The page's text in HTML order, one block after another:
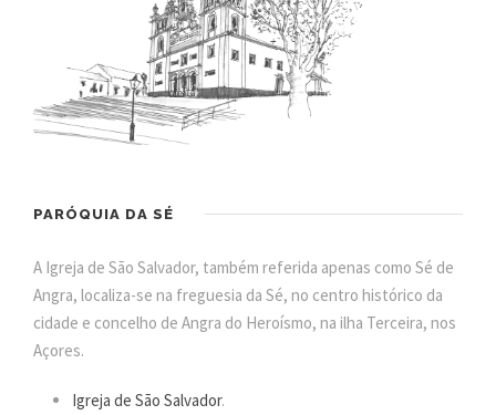
PARÓQUIA DA SÉ
A Igreja de São Salvador, também referida apenas como Sé de
Angra, localiza-se na freguesia da Sé, no centro histórico da
cidade e concelho de Angra do Heroísmo, na ilha Terceira, nos
Açores.
Igreja de São Salvador.